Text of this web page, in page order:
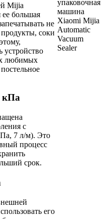
Mijia
ее большая
не
соки
устройство
любимых
кПа
с
7 л/м). Это
процесс
срок.
его